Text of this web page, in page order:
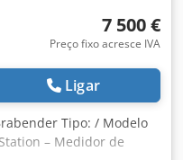
7 500 €
Preço fixo acresce IVA
Ligar
Tipo: / Modelo
– Medidor de